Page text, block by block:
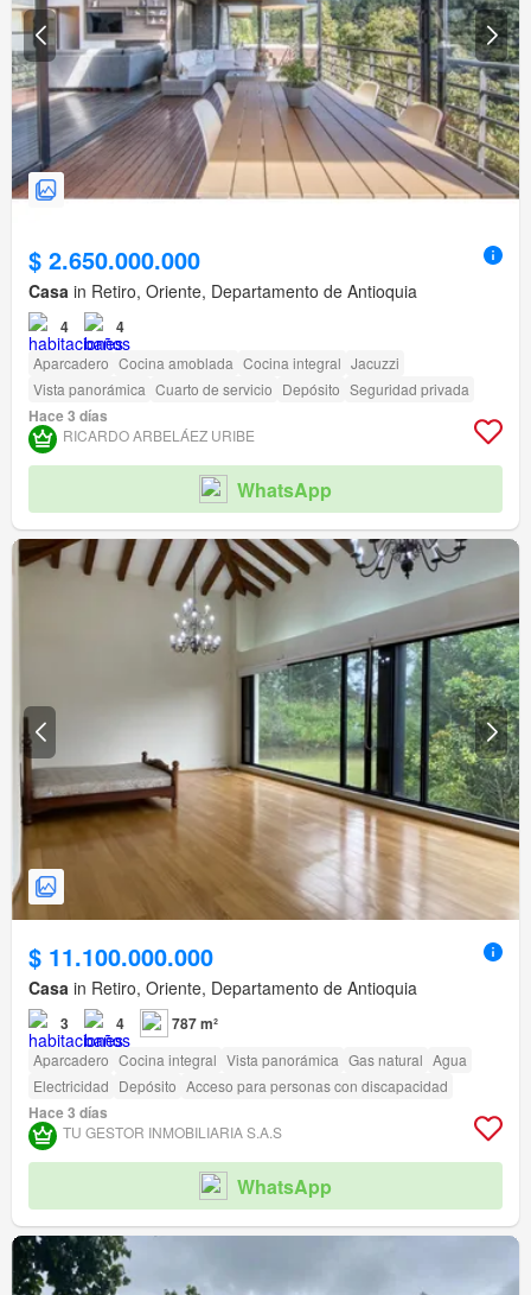
$ 2.650.000.000
Casa in Retiro, Oriente, Departamento de Antioquia
4 4
Aparcadero Cocina amoblada Cocina integral Jacuzzi
Vista panorámica Cuarto de servicio Depósito Seguridad privada
Hace 3 días
RICARDO ARBELÁEZ URIBE
WhatsApp
$ 11.100.000.000
Casa in Retiro, Oriente, Departamento de Antioquia
3 4 787 m²
Aparcadero Cocina integral Vista panorámica Gas natural Agua
Electricidad Depósito Acceso para personas con discapacidad
Hace 3 días
TU GESTOR INMOBILIARIA S.A.S
WhatsApp